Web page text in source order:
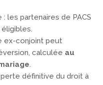
les partenaires de PACS
ex-conjoint peut
calculée au
.
définitive du droit à